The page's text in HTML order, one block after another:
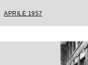
APRILE 1957